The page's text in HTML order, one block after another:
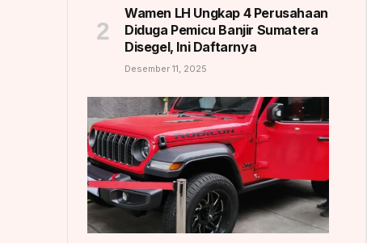
Wamen LH Ungkap 4 Perusahaan
Diduga Pemicu Banjir Sumatera
Disegel, Ini Daftarnya
Desember 11, 2025